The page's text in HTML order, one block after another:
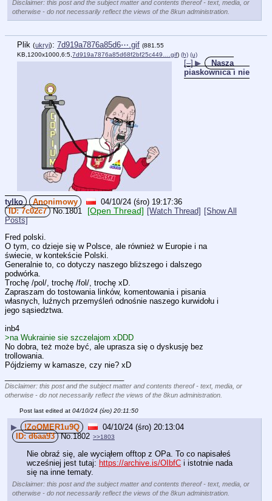
Disclaimer: this post and the subject matter and contents thereof - text, media, or
otherwise - do not necessarily reflect the views of the 8kun administration.
Plik (ukryj): 7d919a7876a85d6⋯.gif (881.55
KB,1200x1000,6:5, 7d919a7876a85d68f2bf25c449….gif) (h) (u)
[–] ▶
Nasza
piaskownica i nie
tylko Anonimowy
04/10/24 (śro) 19:17:36
7c02c7
No.1801 [Open Thread] [Watch Thread] [Show All
Posts]
Fred polski.
O tym, co dzieje się w Polsce, ale również w Europie i na
świecie, w kontekście Polski.
Generalnie to, co dotyczy naszego bliższego i dalszego
podwórka.
Trochę /pol/, trochę /fol/, trochę xD.
Zapraszam do tostowania linków, komentowania i pisania
własnych, luźnych przemyśleń odnośnie naszego kurwidołu i
jego sąsiedztwa.
inb4
>na Wukrainie sie szczelajom xDDD
No dobra, też może być, ale uprasza się o dyskusję bez
trollowania.
Pójdziemy w kamasze, czy nie? xD
Disclaimer: this post and the subject matter and contents thereof - text, media, or
otherwise - do not necessarily reflect the views of the 8kun administration.
Post last edited at 04/10/24 (śro) 20:11:50
▶ !ZoOMER1u9Q
04/10/24 (śro) 20:13:04
d6aa93
No.1802 >>1803
Nie obraź się, ale wyciąłem offtop z OPa. To co napisałeś
wcześniej jest tutaj: https://archive.is/OIbfC i istotnie nada
się na inne tematy.
Disclaimer: this post and the subject matter and contents thereof - text, media, or
otherwise - do not necessarily reflect the views of the 8kun administration.